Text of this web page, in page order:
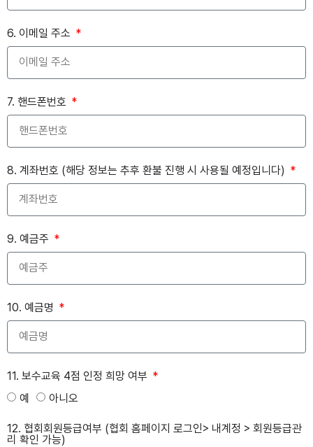
6. 이메일 주소
7. 핸드폰번호
8. 계좌번호 (해당 정보는 추후 환불 진행 시 사용될 예정입니다)
9. 예금주
10. 예금명
11. 보수교육 4점 인정 희망 여부
예
아니오
12. 협회회원등급여부 (협회 홈페이지 로그인> 내계정 > 회원등급관
리 확인 가능)